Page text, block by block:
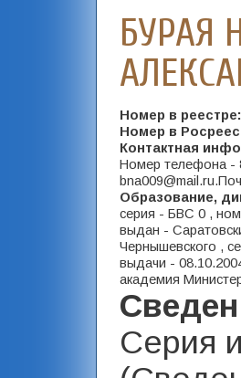
БУРАЯ
Номер в реестре:
Номер в
Контактная
Номер телефона -
Образование,
серия - БВС 0 ,
выдан -
Чернышевского ,
выдачи -
академия
Серия